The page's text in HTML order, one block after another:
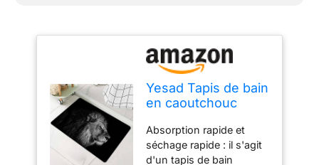
besoin de sécher ou de
laver le tapis de bain
lavable tous les jours. Si
après une longue
période d'utilisation, il
suffit d'essuyer le tapis
de salle de bain lavable
avec un chiffon humide
Yesad Tapis de bain
en caoutchouc
séchage rapide
super absorbant
Absorption rapide et
séchage rapide : il s'agit
d'un tapis de bain